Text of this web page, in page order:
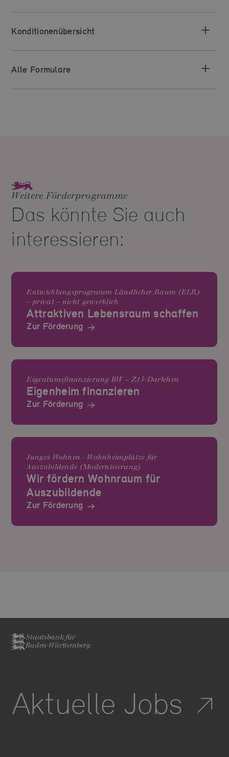
Konditionenübersicht
Alle Formulare
Weitere Förderprogramme
Das könnte Sie auch
interessieren:
Entwicklungsprogramm Ländlicher Raum (ELR)
– privat – nicht gewerblich
Attraktiven Lebensraum schaffen
Zur Förderung
Eigentumsfinanzierung BW – Z15-Darlehen
Eigenheim finanzieren
Zur Förderung
Junges Wohnen - Wohnheimplätze für
Auszubildende (Modernisierung)
Wir fördern Wohnraum für
Auszubildende
Zur Förderung
Staatsbank für
Baden-Württemberg
Aktuelle Jobs